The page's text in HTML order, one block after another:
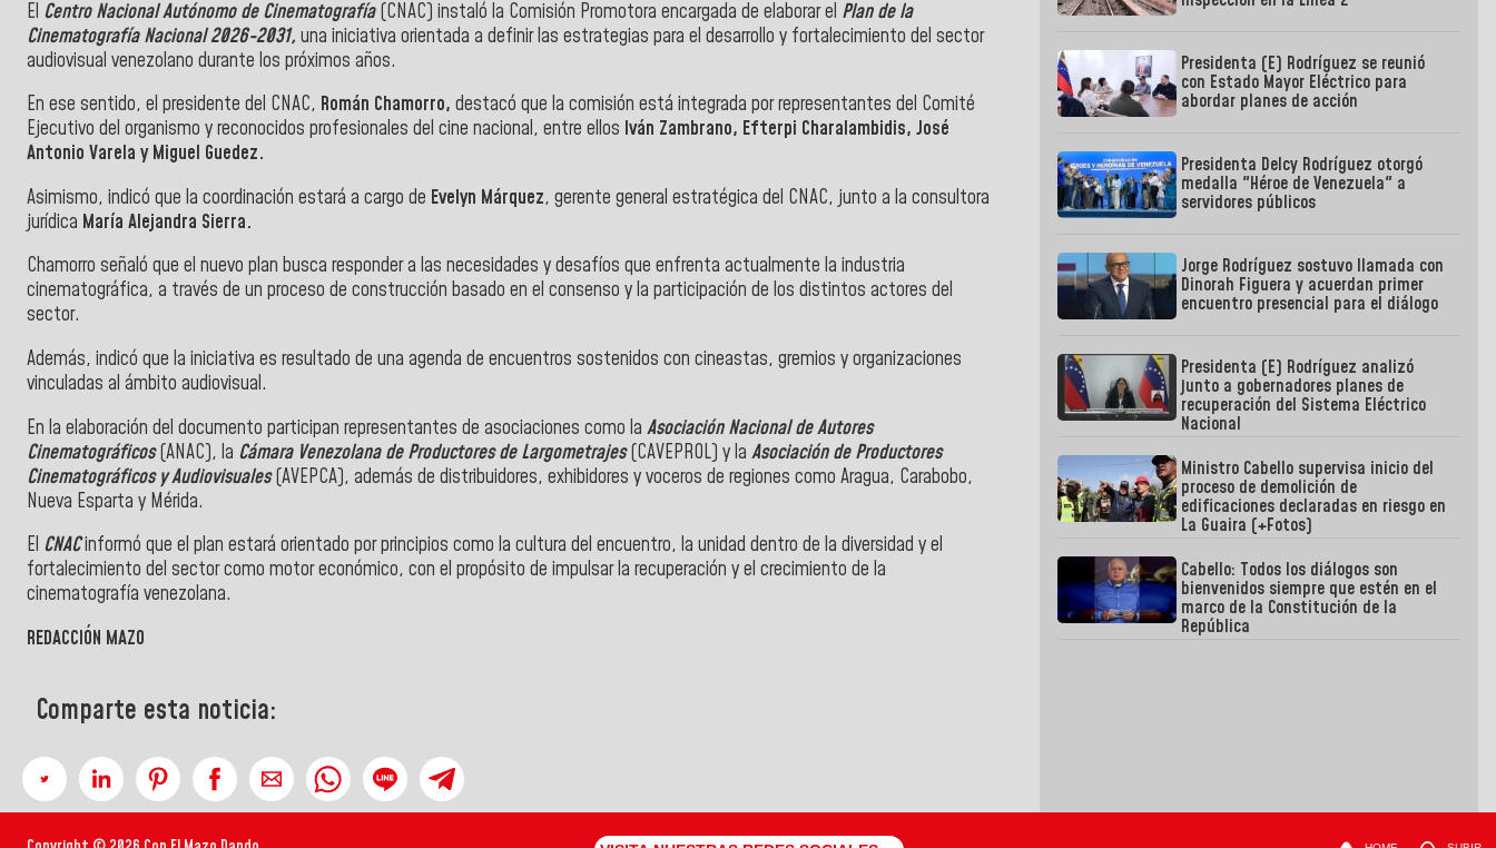
El Centro Nacional Autónomo de Cinematografía(CNAC) instaló la Comisión Promotora encargada de elaborar el Plan de la
Cinematografía Nacional 2026-2031, una iniciativa orientada a definir las estrategias para el desarrollo y fortalecimiento del sector
audiovisual venezolano durante los próximos años.
En ese sentido, el presidente del CNAC, Román Chamorro, destacó que la comisión está integrada por representantes del Comité
Ejecutivo del organismo y reconocidos profesionales del cine nacional, entre ellos Iván Zambrano, Efterpi Charalambidis, José
Antonio Varela y Miguel Guedez.
Asimismo, indicó que la coordinación estará a cargo de Evelyn Márquez, gerente general estratégica del CNAC, junto a la consultora
jurídica María Alejandra Sierra.
Chamorro señaló que el nuevo plan busca responder a las necesidades y desafíos que enfrenta actualmente la industria
cinematográfica, a través de un proceso de construcción basado en el consenso y la participación de los distintos actores del
sector.
Además, indicó que la iniciativa es resultado de una agenda de encuentros sostenidos con cineastas, gremios y organizaciones
vinculadas al ámbito audiovisual.
En la elaboración del documento participan representantes de asociaciones como la Asociación Nacional de Autores
Cinematográficos(ANAC), la Cámara Venezolana de Productores de Largometrajes(CAVEPROL) y la Asociación de Productores
Cinematográficos y Audiovisuales(AVEPCA), además de distribuidores, exhibidores y voceros de regiones como Aragua, Carabobo,
Nueva Esparta y Mérida.
El CNACinformó que el plan estará orientado por principios como la cultura del encuentro, la unidad dentro de la diversidad y el
fortalecimiento del sector como motor económico, con el propósito de impulsar la recuperación y el crecimiento de la
cinematografía venezolana.
REDACCIÓN MAZO
Comparte esta noticia:
Presidenta (E) Rodríguez se reunió
con Estado Mayor Eléctrico para
abordar planes de acción
Presidenta Delcy Rodríguez otorgó
medalla "Héroe de Venezuela" a
servidores públicos
Jorge Rodríguez sostuvo llamada con
Dinorah Figuera y acuerdan primer
encuentro presencial para el diálogo
Presidenta (E) Rodríguez analizó
junto a gobernadores planes de
recuperación del Sistema Eléctrico
Nacional
Ministro Cabello supervisa inicio del
proceso de demolición de
edificaciones declaradas en riesgo en
La Guaira (+Fotos)
Cabello: Todos los diálogos son
bienvenidos siempre que estén en el
marco de la Constitución de la
República